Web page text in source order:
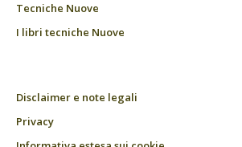
Tecniche Nuove
I libri tecniche Nuove
Disclaimer e note legali
Privacy